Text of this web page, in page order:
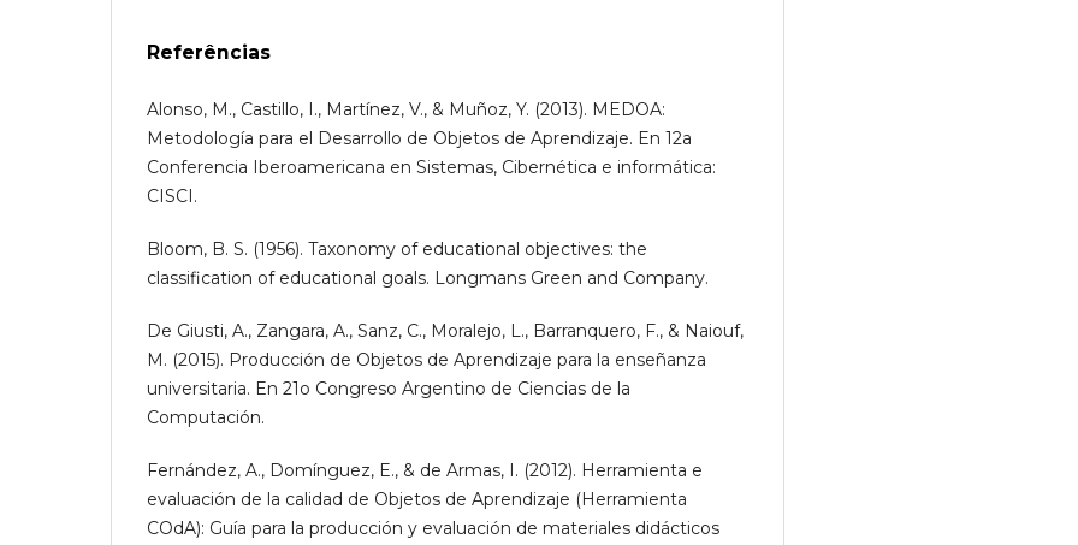
Referências
Alonso, M., Castillo, I., Martínez, V., & Muñoz, Y. (2013). MEDOA:
Metodología para el Desarrollo de Objetos de Aprendizaje. En 12a
Conferencia Iberoamericana en Sistemas, Cibernética e informática:
CISCI.
Bloom, B. S. (1956). Taxonomy of educational objectives: the
classification of educational goals. Longmans Green and Company.
De Giusti, A., Zangara, A., Sanz, C., Moralejo, L., Barranquero, F., & Naiouf,
M. (2015). Producción de Objetos de Aprendizaje para la enseñanza
universitaria. En 21o Congreso Argentino de Ciencias de la
Computación.
Fernández, A., Domínguez, E., & de Armas, I. (2012). Herramienta e
evaluación de la calidad de Objetos de Aprendizaje (Herramienta
COdA): Guía para la producción y evaluación de materiales didácticos